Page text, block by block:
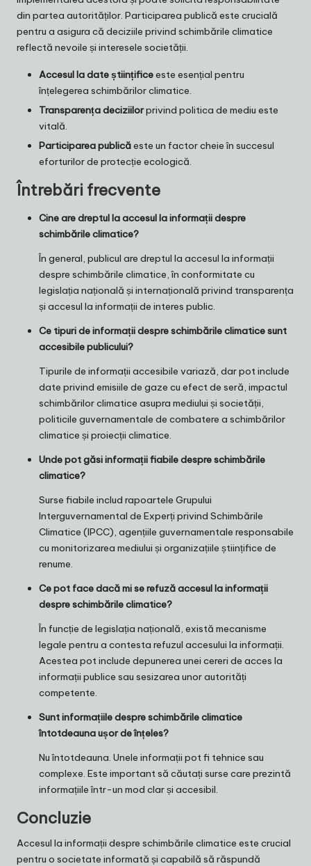
din partea autorităților. Participarea publică este crucială
pentru a asigura că deciziile privind schimbările climatice
reflectă nevoile și interesele societății.
Accesul la date științificeeste esențial pentru
înțelegerea schimbărilor climatice.
Transparența deciziilorprivind politica de mediu este
vitală.
Participarea publicăeste un factor cheie în succesul
eforturilor de protecție ecologică.
Întrebări frecvente
Cine are dreptul la accesul la informații despre
schimbările climatice?
În general, publicul are dreptul la accesul la informații
despre schimbările climatice, în conformitate cu
legislația națională și internațională privind transparența
și accesul la informații de interes public.
Ce tipuri de informații despre schimbările climatice sunt
accesibile publicului?
Tipurile de informații accesibile variază, dar pot include
date privind emisiile de gaze cu efect de seră, impactul
schimbărilor climatice asupra mediului și societății,
politicile guvernamentale de combatere a schimbărilor
climatice și proiecții climatice.
Unde pot găsi informații fiabile despre schimbările
climatice?
Surse fiabile includ rapoartele Grupului
Interguvernamental de Experți privind Schimbările
Climatice (IPCC), agențiile guvernamentale responsabile
cu monitorizarea mediului și organizațiile științifice de
renume.
Ce pot face dacă mi se refuză accesul la informații
despre schimbările climatice?
În funcție de legislația națională, există mecanisme
legale pentru a contesta refuzul accesului la informații.
Acestea pot include depunerea unei cereri de acces la
informații publice sau sesizarea unor autorități
competente.
Sunt informațiile despre schimbările climatice
întotdeauna ușor de înțeles?
Nu întotdeauna. Unele informații pot fi tehnice sau
complexe. Este important să căutați surse care prezintă
informațiile într-un mod clar și accesibil.
Concluzie
Accesul la informații despre schimbările climatice este crucial
pentru o societate informată și capabilă să răspundă